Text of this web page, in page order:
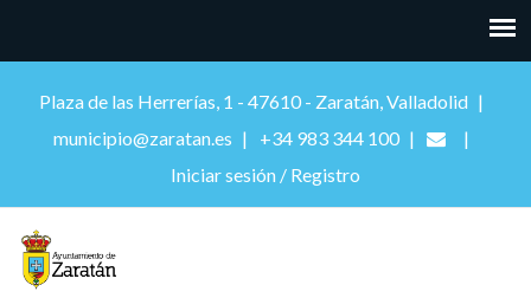
Plaza de las Herrerías, 1 - 47610 - Zaratán, Valladolid
municipio@zaratan.es
+34 983 344 100
Iniciar sesión / Registro